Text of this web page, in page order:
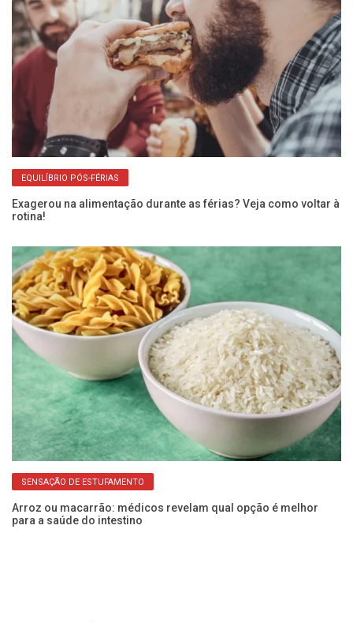
EQUILÍBRIO PÓS-FÉRIAS
Exagerou na alimentação durante as férias? Veja como voltar à
rotina!
SENSAÇÃO DE ESTUFAMENTO
Arroz ou macarrão: médicos revelam qual opção é melhor
para a saúde do intestino